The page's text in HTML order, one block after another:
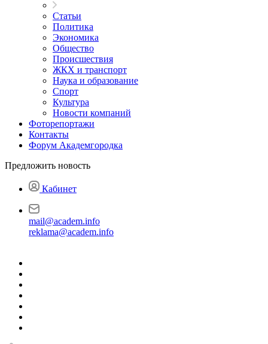
Статьи
Политика
Экономика
Общество
Происшествия
ЖКХ и транспорт
Наука и образование
Спорт
Культура
Новости компаний
Фоторепортажи
Контакты
Форум Академгородка
Предложить новость
Кабинет
mail@academ.info
reklama@academ.info